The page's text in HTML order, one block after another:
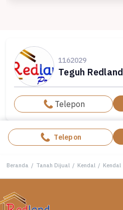
1162029
Teguh Redland
Telepon
Telepon
Beranda / Tanah Dijual / Kendal / Kendal